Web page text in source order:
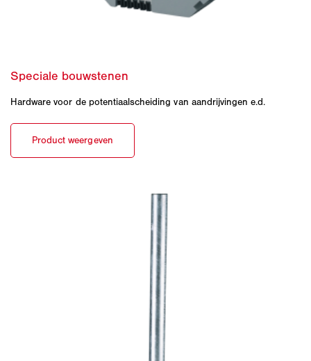
Hardware voor de potentiaalscheiding van aandrijvingen e.d.